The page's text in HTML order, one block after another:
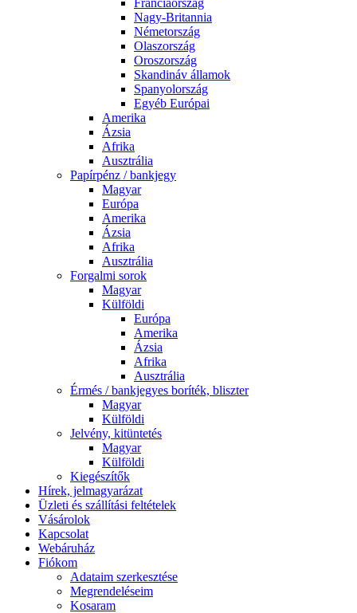
Franciaország
Nagy-Britannia
Németország
Olaszország
Oroszország
Skandináv államok
Spanyolország
Egyéb Európai
Amerika
Ázsia
Afrika
Ausztrália
Papírpénz / bankjegy
Magyar
Európa
Amerika
Ázsia
Afrika
Ausztrália
Forgalmi sorok
Magyar
Külföldi
Európa
Amerika
Ázsia
Afrika
Ausztrália
Érmés / bankjegyes boríték, bliszter
Magyar
Külföldi
Jelvény, kitüntetés
Magyar
Külföldi
Kiegészítők
Hírek, jelmagyarázat
Üzleti és szállítási feltételek
Vásárolok
Kapcsolat
Webáruház
Fiókom
Adataim szerkesztése
Megrendeléseim
Kosaram